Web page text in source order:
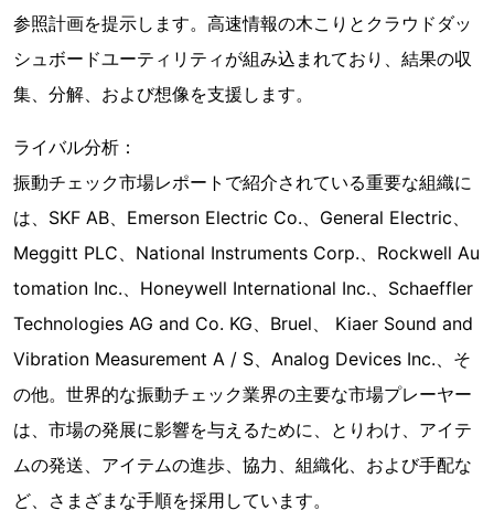
参照計画を提示します。高速情報の木こりとクラウドダッ
シュボードユーティリティが組み込まれており、結果の収
集、分解、および想像を支援します。
ライバル分析：
振動チェック市場レポートで紹介されている重要な組織に
は、SKF AB、Emerson Electric Co.、General Electric、
Meggitt PLC、National Instruments Corp.、Rockwell Au
tomation Inc.、Honeywell International Inc.、Schaeffler
Technologies AG and Co. KG、Bruel、 Kiaer Sound and
Vibration Measurement A / S、Analog Devices Inc.、そ
の他。世界的な振動チェック業界の主要な市場プレーヤー
は、市場の発展に影響を与えるために、とりわけ、アイテ
ムの発送、アイテムの進歩、協力、組織化、および手配な
ど、さまざまな手順を採用しています。